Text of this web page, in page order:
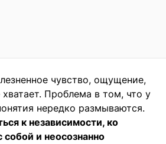
чувство, ощущение,
Проблема в том, что у
нередко размываются.
к независимости, ко
и неосознанно